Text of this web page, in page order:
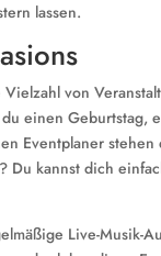
lassen.
von
einen
Eventplaner
Du kannst dich
Live-